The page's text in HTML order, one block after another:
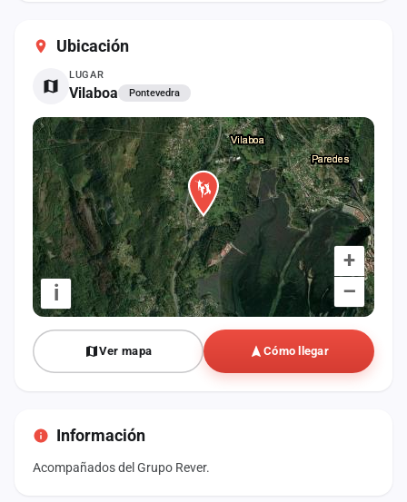
Ubicación
LUGAR
Vilaboa Pontevedra
+
–
i
Ver mapa Cómo llegar
Información
Acompañados del Grupo Rever.